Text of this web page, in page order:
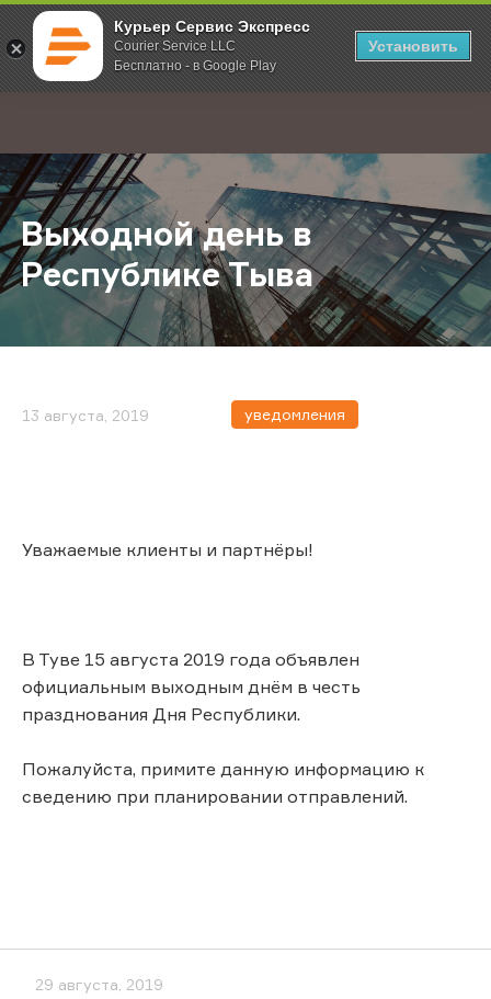
Курьер Сервис Экспресс
Courier Service LLC
Бесплатно - в Google Play
Установить
; Главная О компании Новости Выходной день в Республике
Выходной день в
Республике Тыва
13 августа, 2019 уведомления
Уважаемые клиенты и партнёры!
В Туве 15 августа 2019 года объявлен
официальным выходным днём в честь
празднования Дня Республики.
Пожалуйста, примите данную информацию к
сведению при планировании отправлений.
29 августа, 2019